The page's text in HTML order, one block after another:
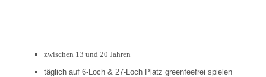
zwischen 13 und 20 Jahren
täglich auf 6-Loch & 27-Loch Platz greenfeefrei spielen